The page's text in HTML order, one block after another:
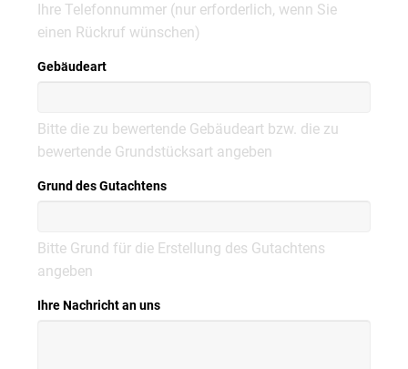
Ihre Telefonnummer (nur erforderlich, wenn Sie
einen Rückruf wünschen)
Gebäudeart
Bitte die zu bewertende Gebäudeart bzw. die zu
bewertende Grundstücksart angeben
Grund des Gutachtens
Bitte Grund für die Erstellung des Gutachtens
angeben
Ihre Nachricht an uns